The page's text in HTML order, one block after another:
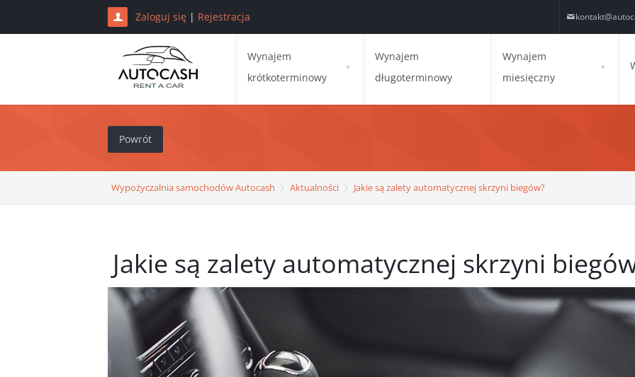
Zaloguj się | Rejestracja
Wynajem
krótkoterminowy
Wynajem
długoterminowy
Wynajem
miesięczny
Powrót
Wypożyczalnia samochodów Autocash Aktualności Jakie są zalety automatycznej skrzyni biegów?
Jakie są zalety automatycznej skrzyni